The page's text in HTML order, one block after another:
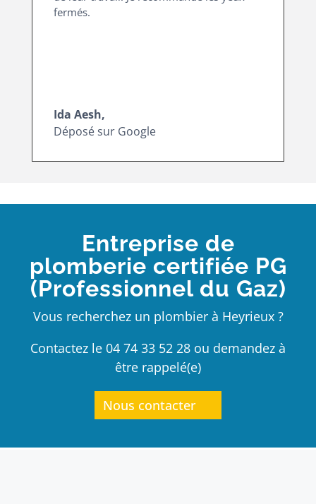
fermés.
Ida Aesh,
Déposé sur Google
Entreprise de
plomberie certifiée PG
(Professionnel du Gaz)
Vous recherchez un plombier à Heyrieux ?
Contactez le 04 74 33 52 28 ou demandez à
être rappelé(e)
Nous contacter